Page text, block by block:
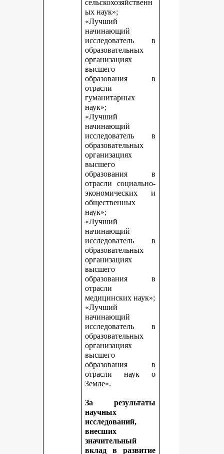
сельскохозяйственн
ых наук»;
«Лучший
начинающий
исследователь в
образовательных
организациях
высшего
образования в
отрасли
гуманитарных
наук»;
«Лучший
начинающий
исследователь в
образовательных
организациях
высшего
образования в
отрасли социально-
экономических и
общественных
наук»;
«Лучший
начинающий
исследователь в
образовательных
организациях
высшего
образования в
отрасли
медицинских наук»;
«Лучший
начинающий
исследователь в
образовательных
организациях
высшего
образования в
отрасли наук о
Земле».
За результаты
научных
исследований,
внесших
значительный
вклад в развитие